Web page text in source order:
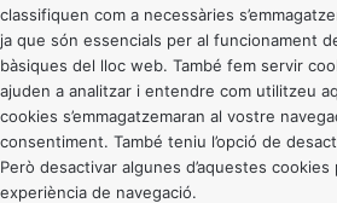
classifiquen com a necessàries
ja que són essencials per al funcionament
bàsiques del lloc web. També fem servir
ajuden a analitzar i entendre com utilitzeu
cookies s’emmagatzemaran al vostre
consentiment. També teniu l’opció de
Però desactivar algunes d’aquestes
experiència de navegació.